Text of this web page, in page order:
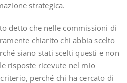
strategica.
detto che nelle commissioni di
chiarito chi abbia scelto
siano stati scelti questi e non
risposte ricevute nel mio
perché chi ha cercato di